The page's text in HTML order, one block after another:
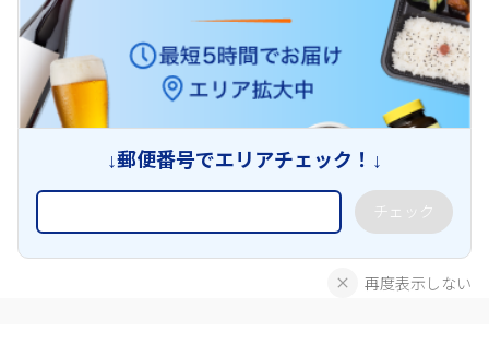
↓郵便番号でエリアチェック！↓
チェック
再度表示しない